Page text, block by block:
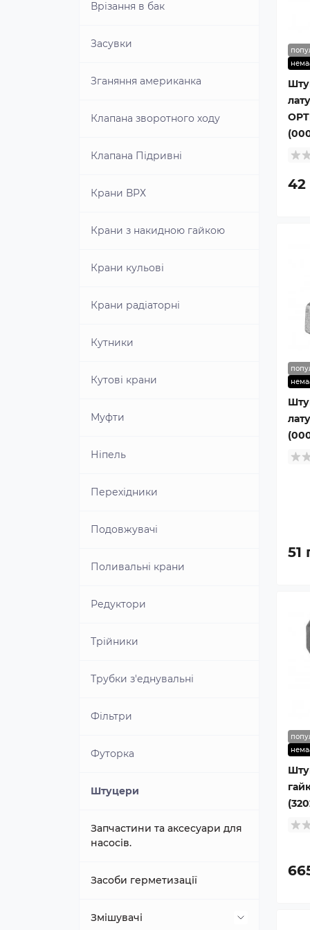
Регулювальник висоти
керамічної плитки
Шкребок для зняття та
Душові системи
Душові стійки
Душові шланги
Душові кабіни
Душові піддони
Трапи
інструменту
Врізання в бак
Засувки
Зганяння американка
Клапана зворотного ходу
Клапана Підривні
Крани ВРХ
Крани з накидною гайкою
Крани кульові
Крани радіаторні
Кутники
Кутові крани
Муфти
Ніпель
Перехідники
Подовжувачі
Поливальні крани
Редуктори
Трійники
Трубки з'еднувальні
Фільтри
Футорка
Штуцери
Запчастини та аксесуари для
насосів.
Засоби герметизації
Змішувачі
42
51